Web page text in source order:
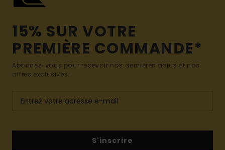
15% SUR VOTRE
PREMIÈRE COMMANDE*
Abonnez-vous pour recevoir nos dernières actus et nos
offres exclusives.
S'inscrire